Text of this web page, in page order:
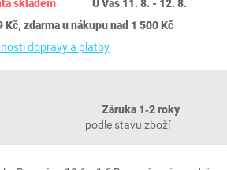
skladem
U Vás 11. 8. - 12. 8.
Kč, zdarma u nákupu nad 1 500 Kč
dopravy a platby
Záruka 1‐2 roky
podle stavu zboží